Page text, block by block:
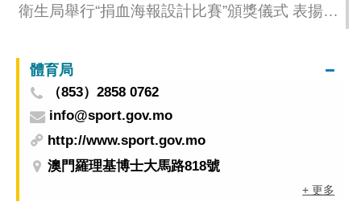
衛生局舉行“捐血海報設計比賽”頒獎儀式 表揚創
體育局
（853）2858 0762
info@sport.gov.mo
http://www.sport.gov.mo
澳門羅理基博士大馬路818號
+ 更多